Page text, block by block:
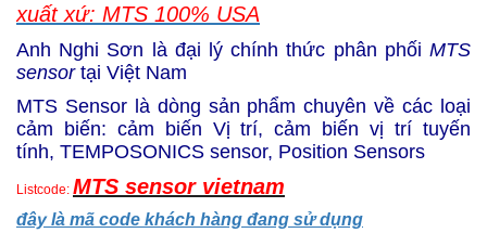
xuất xứ: MTS 100% USA
Anh Nghi Sơn là đại lý chính thức phân phối MTS
sensor tại Việt Nam
MTS Sensor là dòng sản phẩm chuyên về các loại
cảm biến: cảm biến Vị trí, cảm biến vị trí tuyến
tính, TEMPOSONICS sensor, Position Sensors
Listcode: MTS sensor vietnam
đây là mã code khách hàng đang sử dụng